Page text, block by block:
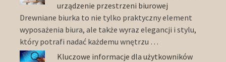
urządzenie przestrzeni biurowej
Drewniane biurka to nie tylko praktyczny element
wyposażenia biura, ale także wyraz elegancji i stylu,
który potrafi nadać każdemu wnętrzu …
Kluczowe informacje dla użytkowników